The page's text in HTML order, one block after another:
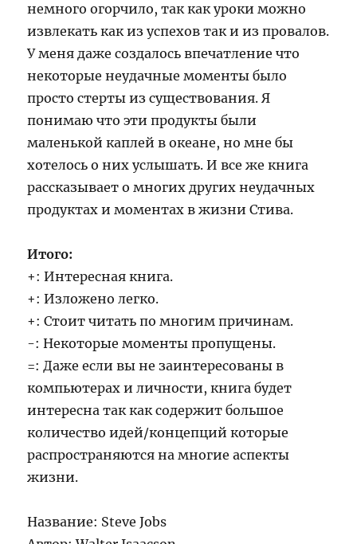
немного огорчило, так как уроки можно
извлекать как из успехов так и из провалов.
У меня даже создалось впечатление что
некоторые неудачные моменты было
просто стерты из существования. Я
понимаю что эти продукты были
маленькой каплей в океане, но мне бы
хотелось о них услышать. И все же книга
рассказывает о многих других неудачных
продуктах и моментах в жизни Стива.
Итого:
+: Интересная книга.
+: Изложено легко.
+: Стоит читать по многим причинам.
-: Некоторые моменты пропущены.
=: Даже если вы не заинтересованы в
компьютерах и личности, книга будет
интересна так как содержит большое
количество идей/концепций которые
распространяются на многие аспекты
жизни.
Название: Steve Jobs